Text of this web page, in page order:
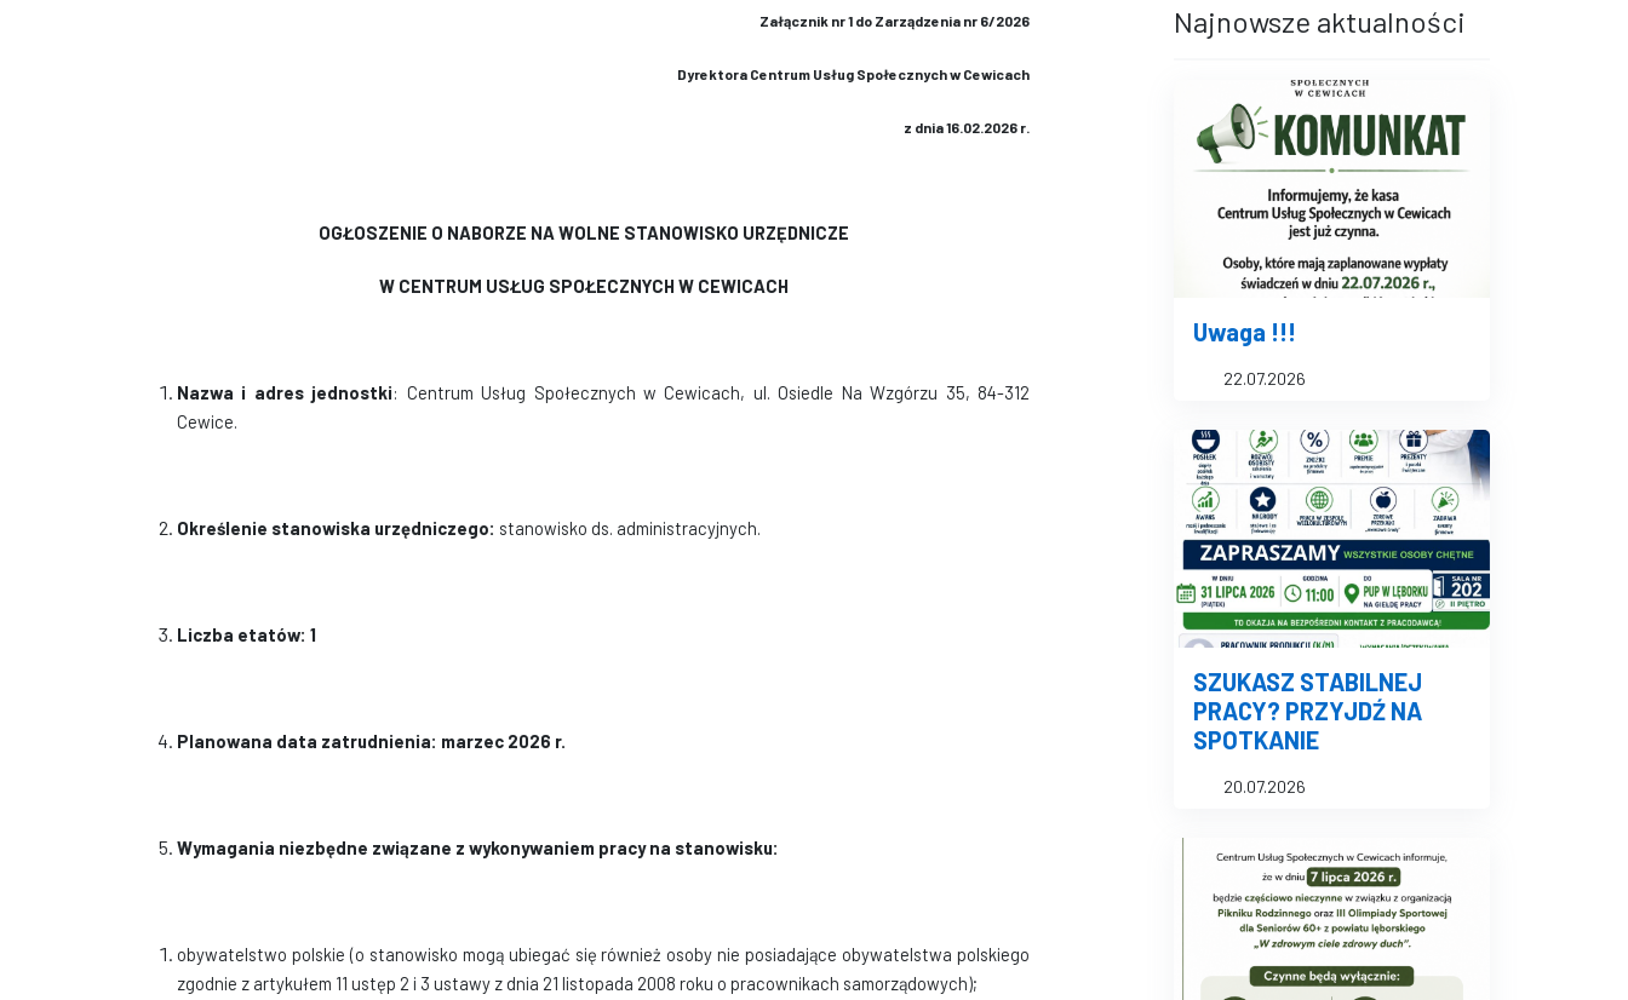
Załącznik nr 1 do Zarządzenia nr 6/2026
Dyrektora Centrum Usług Społecznych w Cewicach
z dnia 16.02.2026 r.
OGŁOSZENIE O NABORZE NA WOLNE STANOWISKO URZĘDNICZE
W CENTRUM USŁUG SPOŁECZNYCH W CEWICACH
Nazwa i adres jednostki: Centrum Usług Społecznych w Cewicach, ul. Osiedle Na Wzgórzu 35, 84-312
Cewice.
Określenie stanowiska urzędniczego: stanowisko ds. administracyjnych.
Liczba etatów: 1
Planowana data zatrudnienia: marzec 2026 r.
Wymagania niezbędne związane z wykonywaniem pracy na stanowisku:
obywatelstwo polskie (o stanowisko mogą ubiegać się również osoby nie posiadające obywatelstwa polskiego
zgodnie z artykułem 11 ustęp 2 i 3 ustawy z dnia 21 listopada 2008 roku o pracownikach samorządowych);
Najnowsze aktualności
Uwaga !!!
22.07.2026
SZUKASZ STABILNEJ
PRACY? PRZYJDŹ NA
SPOTKANIE
20.07.2026